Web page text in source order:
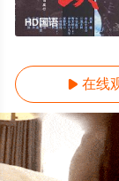
HD国语
 在线